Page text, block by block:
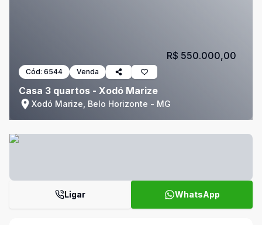
Cód: 6544 Venda
Casa 3 quartos - Xodó Marize
Xodó Marize, Belo Horizonte - MG
R$ 550.000,00
Ligar WhatsApp